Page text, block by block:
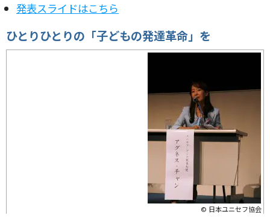
発表スライドはこちら
ひとりひとりの「子どもの発達革命」を
© 日本ユニセフ協会